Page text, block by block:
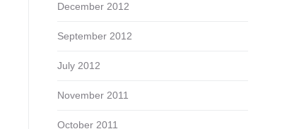
December 2012
September 2012
July 2012
November 2011
October 2011